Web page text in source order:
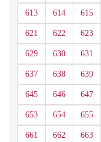
613 614 615
621 622 623
629 630 631
637 638 639
645 646 647
653 654 655
661 662 663